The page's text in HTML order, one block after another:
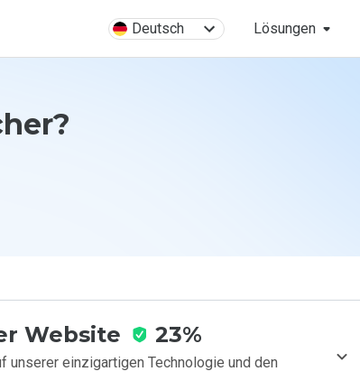
Deutsch Lösungen
Website 23%
unserer einzigartigen Technologie und den